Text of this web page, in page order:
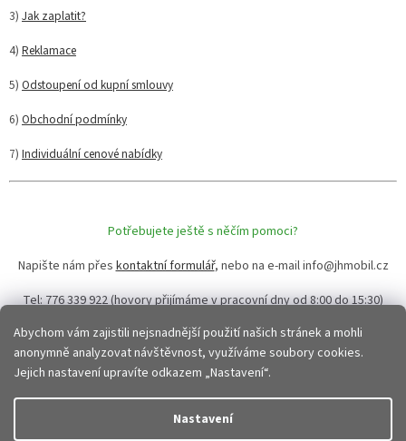
Abychom vám zajistili nejsnadnější použití našich stránek a mohli
anonymně analyzovat návštěvnost, využíváme soubory cookies.
Jejich nastavení upravíte odkazem „Nastavení“.
Nastavení
3) Jak zaplatit?
4) Reklamace
5) Odstoupení od kupní smlouvy
6) Obchodní podmínky
7) Individuální cenové nabídky
Potřebujete ještě s něčím pomoci?
Napište nám přes kontaktní formulář, nebo na e-mail info@jhmobil.cz
Tel: 776 339 922 (hovory přijímáme v pracovní dny od 8:00 do 15:30)